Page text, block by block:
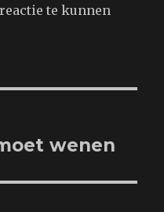
te kunnen
wenen